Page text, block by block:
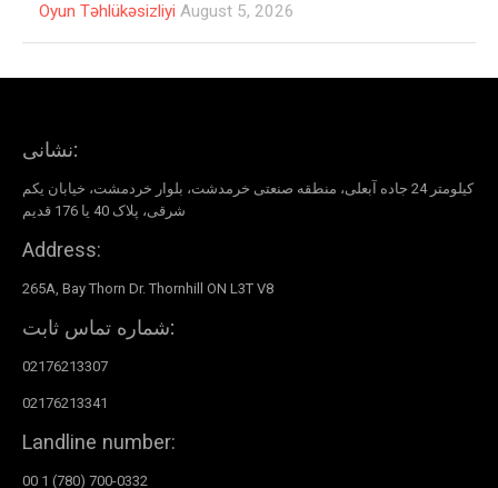
Oyun Təhlükəsizliyi August 5, 2026
نشانی:
کیلومتر 24 جاده آبعلی، منطقه صنعتی خرمدشت، بلوار خردمشت، خیابان یکم
شرقی، پلاک 40 یا 176 قدیم
Address:
265A, Bay Thorn Dr. Thornhill ON L3T V8
شماره تماس ثابت:
02176213307
02176213341
Landline number:
00 1 (780) 700-0332